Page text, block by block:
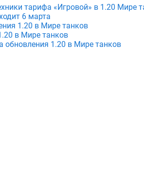
тарифа «Игровой» в 1.20 Мире
6 марта
1.20 в Мире танков
в Мире танков
обновления 1.20 в Мире танков